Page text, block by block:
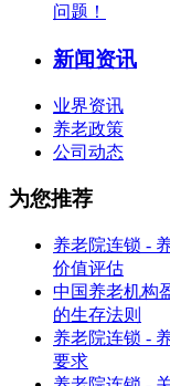
问题！
新闻资讯
业界资讯
养老政策
公司动态
为您推荐
养老院连锁 -
价值评估
中国养老机构
的生存法则
养老院连锁 -
要求